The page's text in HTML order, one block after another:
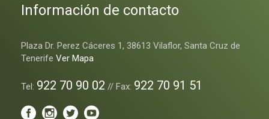
Información de contacto
Plaza Dr. Perez Cáceres 1, 38613 Vilaflor, Santa Cruz de
Tenerife Ver Mapa
Tel: 922 70 90 02 // Fax: 922 70 91 51